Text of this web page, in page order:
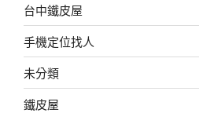
台中鐵皮屋
手機定位找人
未分類
鐵皮屋